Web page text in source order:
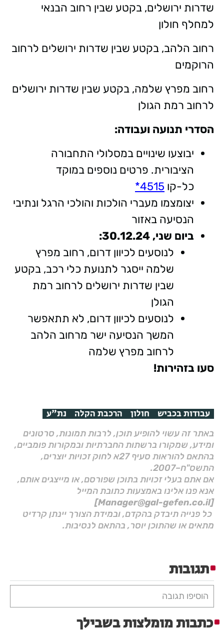
שדרות ירושלים, בקטע שבין רחוב הבנאי
למחלף חולון
רחוב הלהב, בקטע שבין שדרות ירושלים לרחוב
הרוקמים
רחוב מפרץ שלמה, בקטע שבין שדרות ירושלים
לרחוב רמת הגולן​​​​​​​
הסדרי תנועה ועבודה:
יבוצעו שינויים במסלולי התחבורה
הציבורית. פרטים נוספים במוקד
כל-קו 4515*
יצומצמו מעברי הולכות והולכי הרגל ונתיבי
הנסיעה באזור
ביום שני, 30.12.24:
לנוסעים לכיוון דרום, רחוב מפרץ
שלמה ייסגר לתנועת כלי רכב, בקטע
שבין שדרות ירושלים לרחוב רמת
הגולן
לנוסעים לכיוון דרום, לא תתאפשר
המשך הנסיעה ישר מרחוב הלהב
לרחוב מפרץ שלמה
סעו בזהירות!
עבודות בכביש חולון הרכבת הקלה נת"ע
באתר זה עשוי להופיע תוכן, לרבות תמונות, סרטונים
ומידע, שמקורו ברשתות החברתיות ובמקורות פומביים,
בהתאם להוראות סעיף 27א לחוק זכויות יוצרים,
התשס"ח–2007.
אם אתם בעלי זכויות בתוכן שפורסם, או מייצגים אותם,
אנא פנו אלינו באמצעות כתובת המייל
[Manager@gal-gefen.co.il]
כל פנייה תיבדק בהקדם, ובמידת הצורך יינתן קרדיט
מתאים או שהתוכן יוסר, בהתאם לנסיבות.
תגובות
הוסיפו תגובה
כתבות מומלצות בשבילך